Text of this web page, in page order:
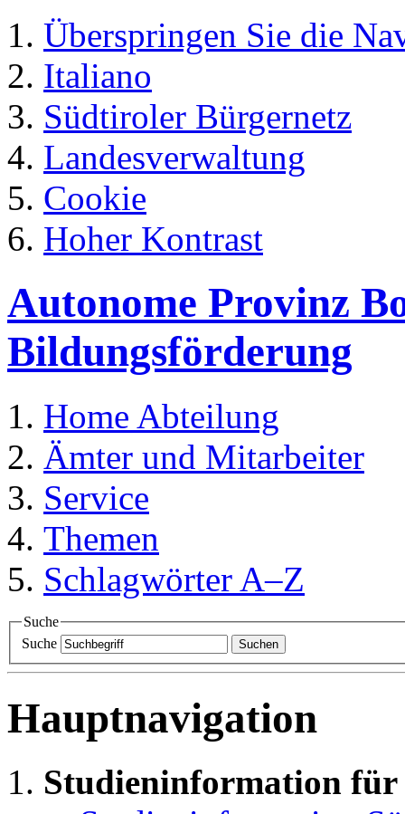
Überspringen Sie die
Italiano
Südtiroler Bürgernetz
Landesverwaltung
Cookie
Hoher Kontrast
Autonome Provinz
Bildungsförderung
Home Abteilung
Ämter und Mitarbeiter
Service
Themen
Schlagwörter A–Z
Suche
Suche
Suchen
Hauptnavigation
Studieninformation für